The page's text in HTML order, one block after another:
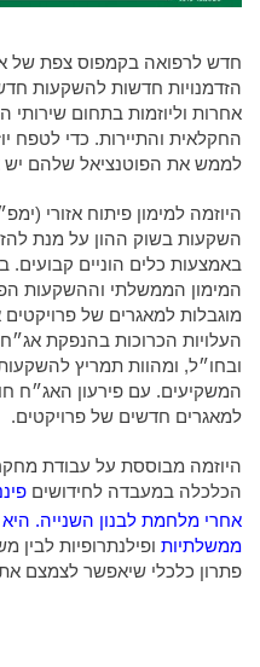
חדש לרפואה בקמפוס צפת של
הזדמנויות חדשות להשקעות
אחרות וליוזמות בתחום שירותי
החקלאית והתיירות. כדי לטפח
לממש את הפוטנציאל שלהם יש
היוזמה למימון פיתוח אזורי
השקעות בשוק ההון על מנת
באמצעות כלים הוניים
המימון הממשלתי וההשקעות
מוגבלות למאגרים של
העלויות הכרוכות בהנפקת
ובחו״ל, ומהוות תמריץ
המשקיעים. עם פירעון האג״ח
למאגרים חדשים של פרויקטים.
היוזמה מבוססת על עבודת
הכלכלה במעבדה לחידושים
אחרי מלחמת לבנון השנייה. היא
ממשלתיות ופילנתרופיות
פתרון כלכלי שיאפשר לצמצם